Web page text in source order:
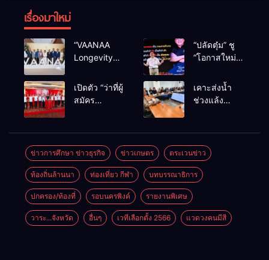
เรื่องมาใหม่
“VAANAA
Longevity
ศูนย์สุขภาพ
ไฮเอนต์ใหญ่
“ปลัดตุ๋ม” ชู
“โอกาสใหม่”
สู่ทางออก
ประเทศ ไม่ใช่
เปิดตัว “ว่าที่ผู้
สมัคร
เขตครบ ย้ำจะ
กลับมาทวง
เก้าอี้คืน
เคาะส่งน้ำ
ช่วงแล้ง
ลบ.ม. ให้
เกษตรกว่า 1
แสนไร่
ข่าวการศึกษา ข่าวธุรกิจ ข่าวเกษตร ตระเวนข่าว
ท้องถิ่นล้านนา ท่องเที่ยว กีฬา บทบรรณาธิการ
ปกครอง/ท้องที่ รอบนครพิงค์ รายงานพิเศษ
วาระ...จังหวัด อื่นๆ เวทีเลือกตั้ง 2566 แวดวงคนมีสี